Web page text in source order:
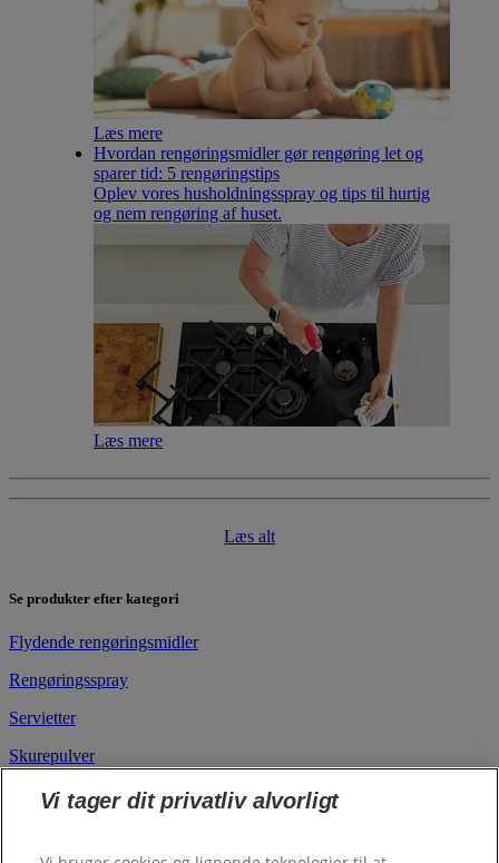
Læs mere
Hvordan rengøringsmidler gør rengøring let og
sparer tid: 5 rengøringstips
Oplev vores husholdningsspray og tips til hurtig
og nem rengøring af huset.
Læs mere
Læs alt
Se produkter efter kategori
Flydende rengøringsmidler
Rengøringsspray
Servietter
Skurepulver
Se rengøringsprodukter efter rum/overflade
Vi tager dit privatliv alvorligt